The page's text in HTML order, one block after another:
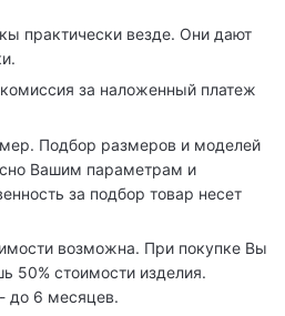
практически везде. Они дают
за наложенный платеж
Подбор размеров и моделей
Вашим параметрам и
за подбор товар несет
возможна. При покупке Вы
50% стоимости изделия.
до 6 месяцев.